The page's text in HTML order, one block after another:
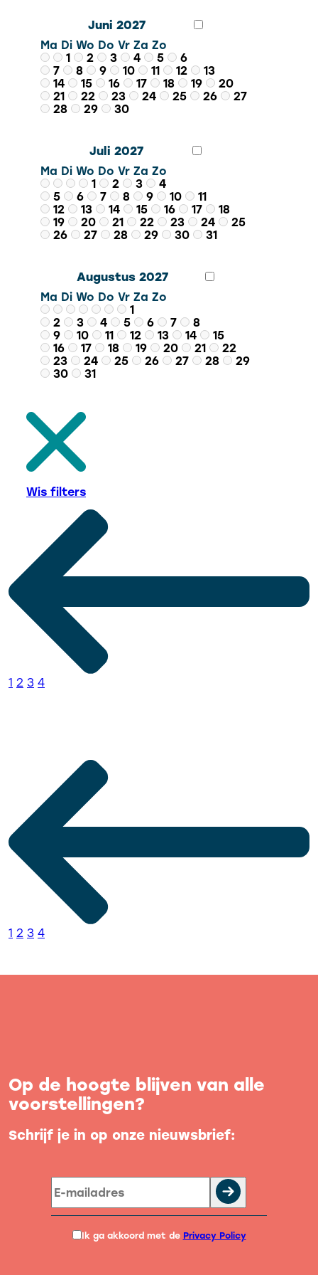
Juni 2027
Ma Di Wo Do Vr Za Zo
1
2 3 4 5
6
7
8 9 10 11 12
13
14
15 16 17 18 19
20
21
22 23 24 25 26
27
28
29 30
Juli 2027
Ma Di Wo Do Vr Za Zo
1
2 3
4
5
6 7 8 9 10
11
12
13 14 15 16 17
18
19
20 21 22 23 24
25
26
27 28 29 30 31
Augustus 2027
Ma Di Wo Do Vr Za Zo
1
2
3 4 5 6 7
8
9
10 11 12 13 14
15
16
17 18 19 20 21
22
23
24 25 26 27 28
29
30
31
Wis filters
1 2 3 4
1 2 3 4
Op de hoogte blijven van alle
voorstellingen?
Schrijf je in op onze nieuwsbrief:
Ik ga akkoord met de Privacy Policy